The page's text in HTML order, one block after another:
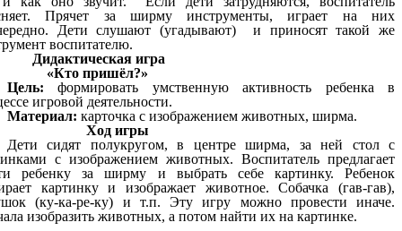
Прячет за ширму инструменты, играет на них
Дети слушают (угадывают) и приносят такой же
воспитателю.
Дидактическая игра
«Кто пришёл?»
Цель: формировать умственную активность ребенка в
игровой деятельности.
Материал: карточка с изображением животных, ширма.
Ход игры
Дети сидят полукругом, в центре ширма, за ней стол с
с изображением животных. Воспитатель предлагает
ребенку за ширму и выбрать себе картинку. Ребенок
картинку и изображает животное. Собачка (гав-гав),
(ку-ка-ре-ку) и т.п. Эту игру можно провести иначе.
изобразить животных, а потом найти их на картинке.